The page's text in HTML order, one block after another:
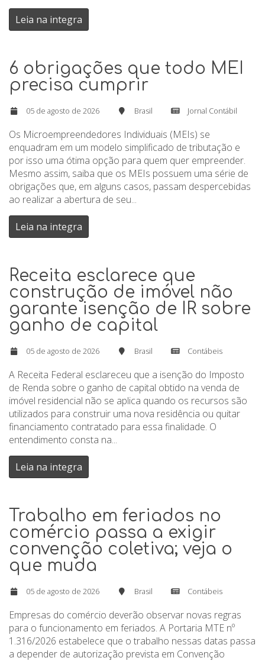
Leia na integra
6 obrigações que todo MEI
precisa cumprir
05 de agosto de 2026 Brasil Jornal Contábil
Os Microempreendedores Individuais (MEIs) se
enquadram em um modelo simplificado de tributação e
por isso uma ótima opção para quem quer empreender.
Mesmo assim, saiba que os MEIs possuem uma série de
obrigações que, em alguns casos, passam despercebidas
ao realizar a abertura de seu...
Leia na integra
Receita esclarece que
construção de imóvel não
garante isenção de IR sobre
ganho de capital
05 de agosto de 2026 Brasil Contábeis
A Receita Federal esclareceu que a isenção do Imposto
de Renda sobre o ganho de capital obtido na venda de
imóvel residencial não se aplica quando os recursos são
utilizados para construir uma nova residência ou quitar
financiamento contratado para essa finalidade. O
entendimento consta na...
Leia na integra
Trabalho em feriados no
comércio passa a exigir
convenção coletiva; veja o
que muda
05 de agosto de 2026 Brasil Contábeis
Empresas do comércio deverão observar novas regras
para o funcionamento em feriados. A Portaria MTE nº
1.316/2026 estabelece que o trabalho nessas datas passa
a depender de autorização prevista em Convenção